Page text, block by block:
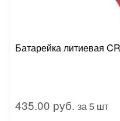
Батарейка литиевая
435.00 руб. за 5 шт